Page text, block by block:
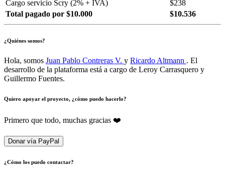
Cargo servicio Scry (2% + IVA)
$238
Total pagado por $10.000
$10.536
¿Quiénes somos?
Hola, somos Juan Pablo Contreras V. y Ricardo Altmann . El
desarrollo de la plataforma está a cargo de Leroy Carrasquero y
Guillermo Fuentes.
Quiero apoyar el proyecto, ¿cómo puedo hacerlo?
Primero que todo, muchas gracias ❤️
Donar vía PayPal
¿Cómo los puedo contactar?